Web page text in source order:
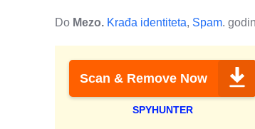
Do Mezo. Krađa identiteta, Spam.
Scan & Remove Now
SPYHUNTER